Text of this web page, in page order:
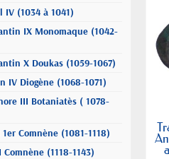
IV (1034 à 1041)
IX Monomaque (1042-
X Doukas (1059-1067)
IV Diogène (1068-1071)
III Botaniatès ( 1078-
Comnène (1081-1118)
Comnène (1118-1143)